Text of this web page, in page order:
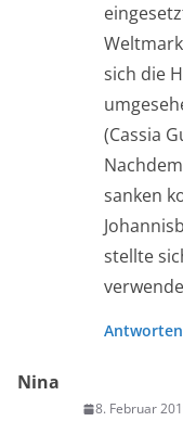
sich die
(Cassia
sanken
stellte
Antworten
Nina
8. Februar